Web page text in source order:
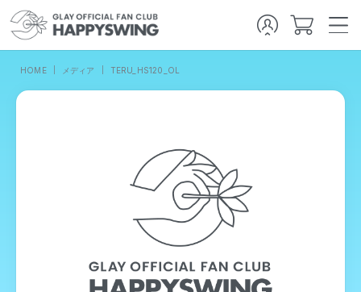
HOME メディア TERU_HS120_OL